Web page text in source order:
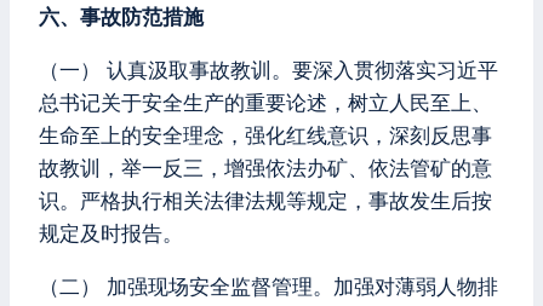
六、事故防范措施
（一） 认真汲取事故教训。要深入贯彻落实习近平
总书记关于安全生产的重要论述，树立人民至上、
生命至上的安全理念，强化红线意识，深刻反思事
故教训，举一反三，增强依法办矿、依法管矿的意
识。严格执行相关法律法规等规定，事故发生后按
规定及时报告。
（二） 加强现场安全监督管理。加强对薄弱人物排